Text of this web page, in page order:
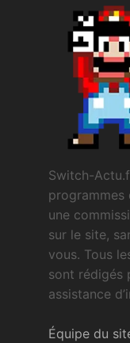
Switch-
programmes
une
sur le site,
vous. Tous
sont rédigés
assistance
Équipe du